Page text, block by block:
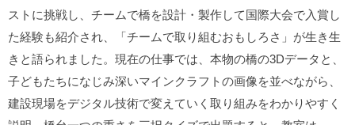
ストに挑戦し、チームで橋を設計・製作して国際大会で入賞し
た経験も紹介され、「チームで取り組むおもしろさ」が生き生
きと語られました。現在の仕事では、本物の橋の3Dデータと、
子どもたちになじみ深いマインクラフトの画像を並べながら、
建設現場をデジタル技術で変えていく取り組みをわかりやすく